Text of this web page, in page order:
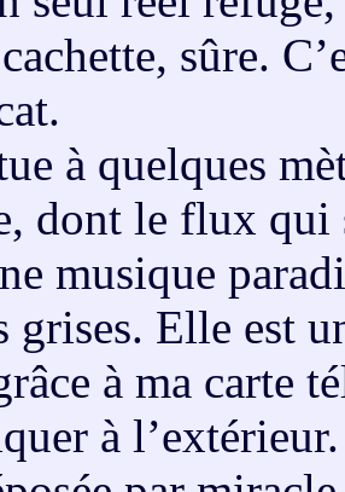
sûre.
à quelques
dont le flux qui
musique
grises. Elle est
à ma carte
à